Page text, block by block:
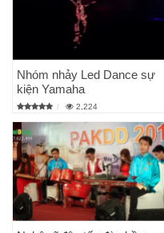
Nhóm nhảy Led Dance sự
kiện Yamaha
2,224